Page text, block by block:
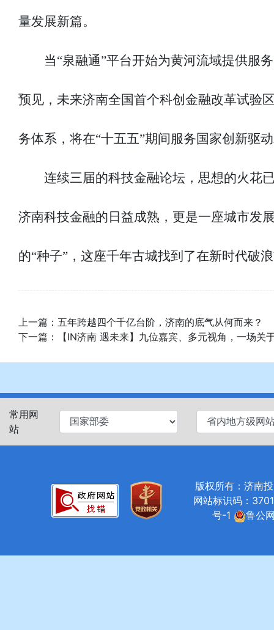
量发展新篇。
当“泉融通”平台开始为黄河流域提供服
预见，未来济南全国首个科创金融改革试验
务体系，将在“十五五”期间服务国家创新驱
连续三届的科技金融论坛，思想的火花
济南科技金融的日益成熟，更是一座城市发
的“种子”，这座千年古城找到了在新时代破
上一篇： 五年跨越四个千亿台阶，济南的底气从何而来？
下一篇：
【IN济南 遇未来】九位嘉宾、多元视角，一场关
常用网
站
版权所有：济南
网站标识码：
号-1
鲁公